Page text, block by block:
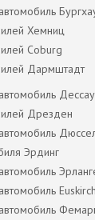
Хемниц
Coburg
Дармштадт
Дессау
Дрезден
Эрдинг